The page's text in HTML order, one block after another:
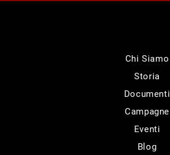
Chi Siamo
Storia
Documenti
Campagne
Eventi
Blog